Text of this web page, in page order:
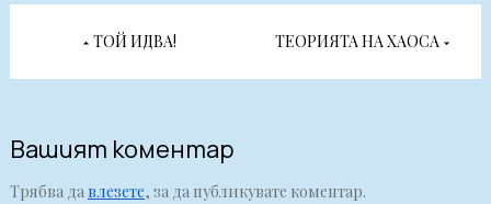
Навигация
ТОЙ ИДВА! ТЕОРИЯТА НА ХАОСА
Вашият коментар
Трябва да влезете, за да публикувате коментар.